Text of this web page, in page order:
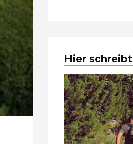
Hier schreibt